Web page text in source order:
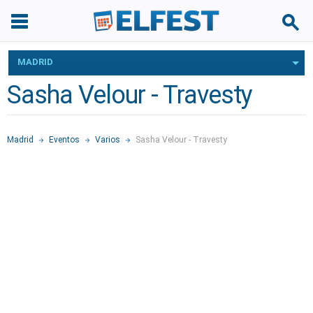
MADRID
Sasha Velour - Travesty
Madrid Eventos Varios Sasha Velour - Travesty